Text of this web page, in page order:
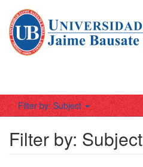
Filter by: Subject
Filter by: Subject